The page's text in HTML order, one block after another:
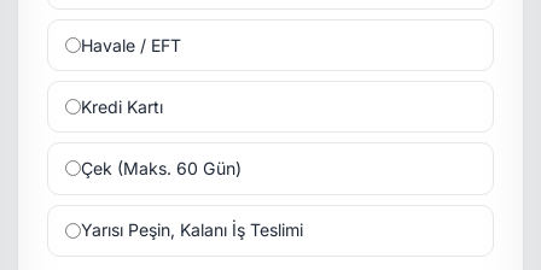
Havale / EFT
Kredi Kartı
Çek (Maks. 60 Gün)
Yarısı Peşin, Kalanı İş Teslimi